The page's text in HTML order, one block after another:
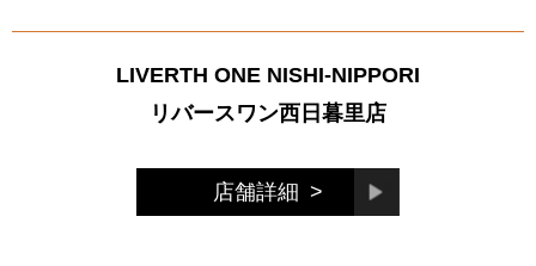
LIVERTH ONE NISHI-NIPPORI
リバースワン西日暮里店
店舗詳細 >